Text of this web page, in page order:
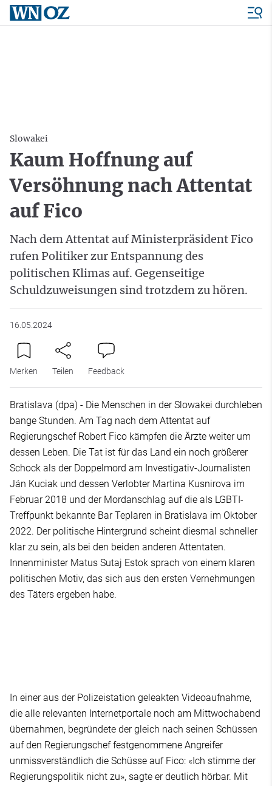
Slowakei
Kaum Hoffnung auf
Versöhnung nach Attentat
auf Fico
Nach dem Attentat auf Ministerpräsident Fico
rufen Politiker zur Entspannung des
politischen Klimas auf. Gegenseitige
Schuldzuweisungen sind trotzdem zu hören.
16.05.2024
Merken Teilen Feedback
Bratislava (dpa) - Die Menschen in der Slowakei durchleben
bange Stunden. Am Tag nach dem Attentat auf
Regierungschef Robert Fico kämpfen die Ärzte weiter um
dessen Leben. Die Tat ist für das Land ein noch größerer
Schock als der Doppelmord am Investigativ-Journalisten
Ján Kuciak und dessen Verlobter Martina Kusnirova im
Februar 2018 und der Mordanschlag auf die als LGBTI-
Treffpunkt bekannte Bar Teplaren in Bratislava im Oktober
2022. Der politische Hintergrund scheint diesmal schneller
klar zu sein, als bei den beiden anderen Attentaten.
Innenminister Matus Sutaj Estok sprach von einem klaren
politischen Motiv, das sich aus den ersten Vernehmungen
des Täters ergeben habe.
In einer aus der Polizeistation geleakten Videoaufnahme,
die alle relevanten Internetportale noch am Mittwochabend
übernahmen, begründete der gleich nach seinen Schüssen
auf den Regierungschef festgenommene Angreifer
unmissverständlich die Schüsse auf Fico: «Ich stimme der
Regierungspolitik nicht zu», sagte er deutlich hörbar. Mit